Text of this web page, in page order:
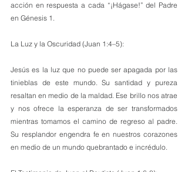
acción en respuesta a cada “¡Hágase!” del Padre
en Génesis 1.
La Luz y la Oscuridad (Juan 1:4–5):
Jesús es la luz que no puede ser apagada por las
tinieblas de este mundo. Su santidad y pureza
resaltan en medio de la maldad. Ese brillo nos atrae
y nos ofrece la esperanza de ser transformados
mientras tomamos el camino de regreso al padre.
Su resplandor engendra fe en nuestros corazones
en medio de un mundo quebrantado e incrédulo.